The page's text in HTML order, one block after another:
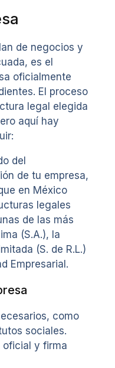
de negocios y
es el
oficialmente
El proceso
legal elegida
aquí hay
del
de tu empresa,
en México
legales
de las más
(S.A.), la
(S. de R.L.)
Empresarial.
como
sociales.
oficial y firma